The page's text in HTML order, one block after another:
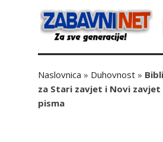
Naslovnica » Duhovnost »
za Stari zavjet i Novi
pisma